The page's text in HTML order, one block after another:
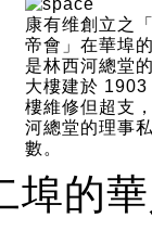
康有维創立之
帝會」在華埠
是林西河總堂
大樓建於
樓維修但超支
河總堂的理事
數。
埠的